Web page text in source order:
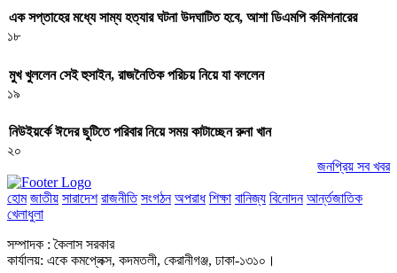
এক সপ্তাহের মধ্যে সাম্য হত্যার ঘটনা উদঘাটিত হবে, আশা ডিএমপি কমিশনারের
১৮
মুখ খুললেন সেই হুসাইন, রাজনৈতিক পরিচয় নিয়ে যা বললেন
১৯
নিউইয়র্কে ঈদের ছুটিতে পরিবার নিয়ে সময় কাটাচ্ছেন রুনা খান
২০
জনপ্রিয় সব খবর
হোম জাতীয় সারাদেশ রাজনীতি সংগঠন অপরাধ শিক্ষা বানিজ্য বিনোদন আর্ন্তজাতিক
খেলাধুলা
সম্পাদক : কৈলাস সরকার
কার্যালয়: একে কমপ্লেক্স, কদমতলী, কেরানীগঞ্জ, ঢাকা-১৩১০।